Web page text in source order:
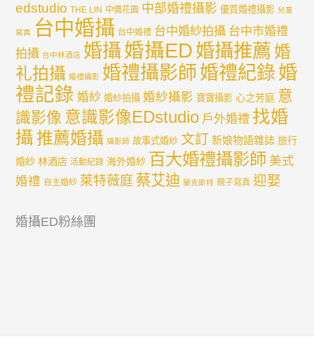
edstudio THE LIN 中僑花園 中部婚禮攝影 優質婚禮攝影 兒童
寫真 台中婚攝 台中婚禮 台中婚紗拍攝 台中市婚禮
拍攝 台中林酒店 婚攝婚攝ED婚攝推薦 婚
礼拍攝 婚禮攝影 婚禮攝影師 婚禮紀錄婚
禮記錄 婚紗 婚紗拍攝 婚紗攝影 寶寶攝影 心之芳庭 意
識影像 意識影像EDstudio 戶外婚禮 找婚
攝 推薦婚攝 攝影師 故事式婚紗 文訂 新娘物語雜誌 旅行
婚紗 林酒店 活動紀錄 海外婚紗 百大婚禮攝影師 美式
婚禮 自主婚紗 萊特薇庭 蔡艾迪 蘭克斯特 親子寫真 迎娶
婚攝ED粉絲團